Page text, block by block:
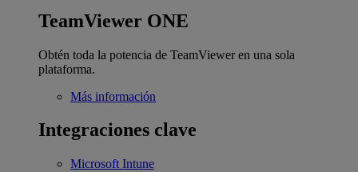
TeamViewer ONE
Obtén toda la potencia de TeamViewer en una sola
plataforma.
Más información
Integraciones clave
Microsoft Intune